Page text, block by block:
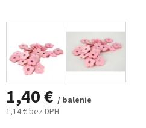
1,40 € / balenie
1,14 € bez DPH